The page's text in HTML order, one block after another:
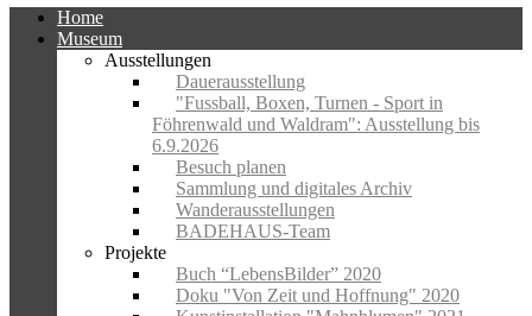
Home
Museum
Ausstellungen
Dauerausstellung
"Fussball, Boxen, Turnen - Sport in
Föhrenwald und Waldram": Ausstellung bis
6.9.2026
Besuch planen
Sammlung und digitales Archiv
Wanderausstellungen
BADEHAUS-Team
Projekte
Buch “LebensBilder” 2020
Doku "Von Zeit und Hoffnung" 2020